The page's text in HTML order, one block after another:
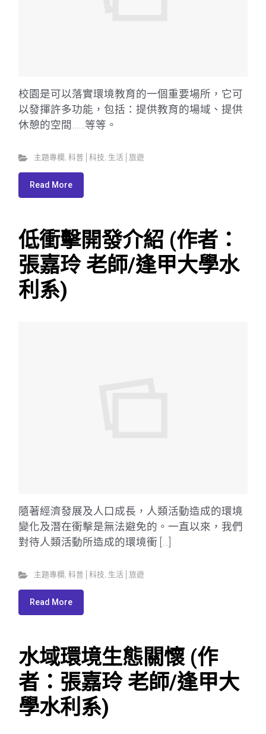
校園是可以落實環境教育的一個重要場所，它可
以發揮許多功能，包括：提供教育的場域、提供
休憩的空間……等等。
主題專欄 , 科普│科技, 生活│旅遊
Read More
低衝擊開發介紹 (作者：
張嘉玲 老師/逢甲大學水
利系)
隨著經濟發展及人口成長，人類活動造成的環境
變化及潛在衝擊是無法避免的。一直以來，我們
對待人類活動所造成的環境衝 […]
主題專欄 科普│科技 生活│旅遊
Read More
水域環境生態關懷 (作
者：張嘉玲 老師/逢甲大
學水利系)